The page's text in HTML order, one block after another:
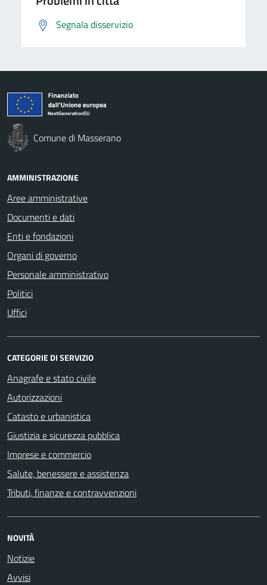
Segnala disservizio
Comune di Masserano
AMMINISTRAZIONE
Aree amministrative
Documenti e dati
Enti e fondazioni
Organi di governo
Personale amministrativo
Politici
Uffici
CATEGORIE DI SERVIZIO
Anagrafe e stato civile
Autorizzazioni
Catasto e urbanistica
Giustizia e sicurezza pubblica
Imprese e commercio
Salute, benessere e assistenza
Tributi, finanze e contravvenzioni
NOVITÀ
Notizie
Avvisi